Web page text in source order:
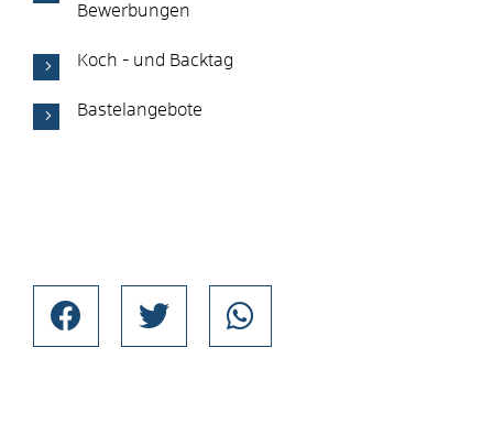
Bewerbungen
Koch - und Backtag
Bastelangebote